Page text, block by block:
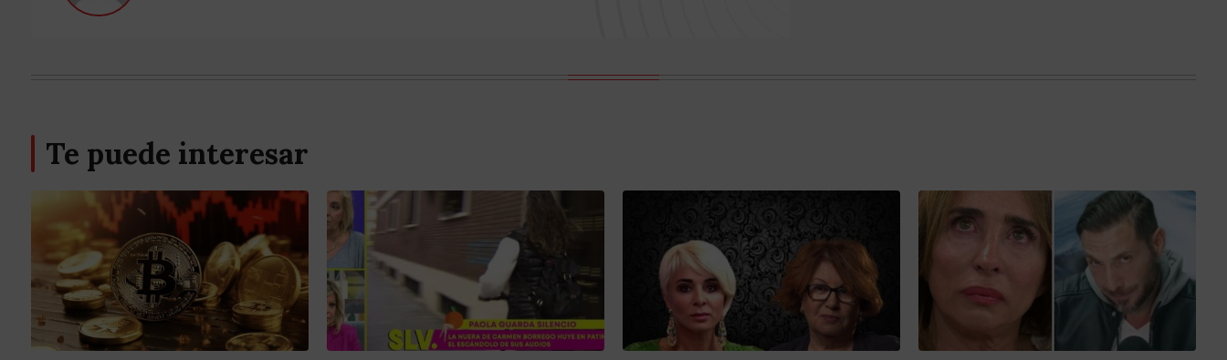
Te puede interesar